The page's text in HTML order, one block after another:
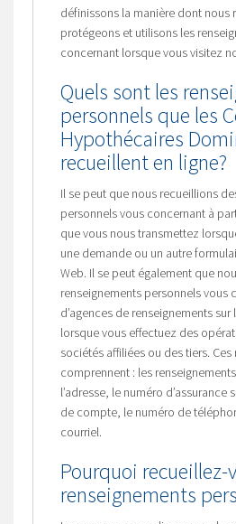
définissons la manière dont nous
protégeons et utilisons les
concernant lorsque vous visitez
Quels sont les
personnels que les
Hypothécaires
recueillent en ligne?
Il se peut que nous recueillions
personnels vous concernant à
que vous nous transmettez
une demande ou un autre
Web. Il se peut également que
renseignements personnels vous
d’agences de renseignements
lorsque vous effectuez des
sociétés affiliées ou des tiers.
comprennent : les
l’adresse, le numéro d’assurance
de compte, le numéro de
courriel.
Pourquoi recueillez-
renseignements